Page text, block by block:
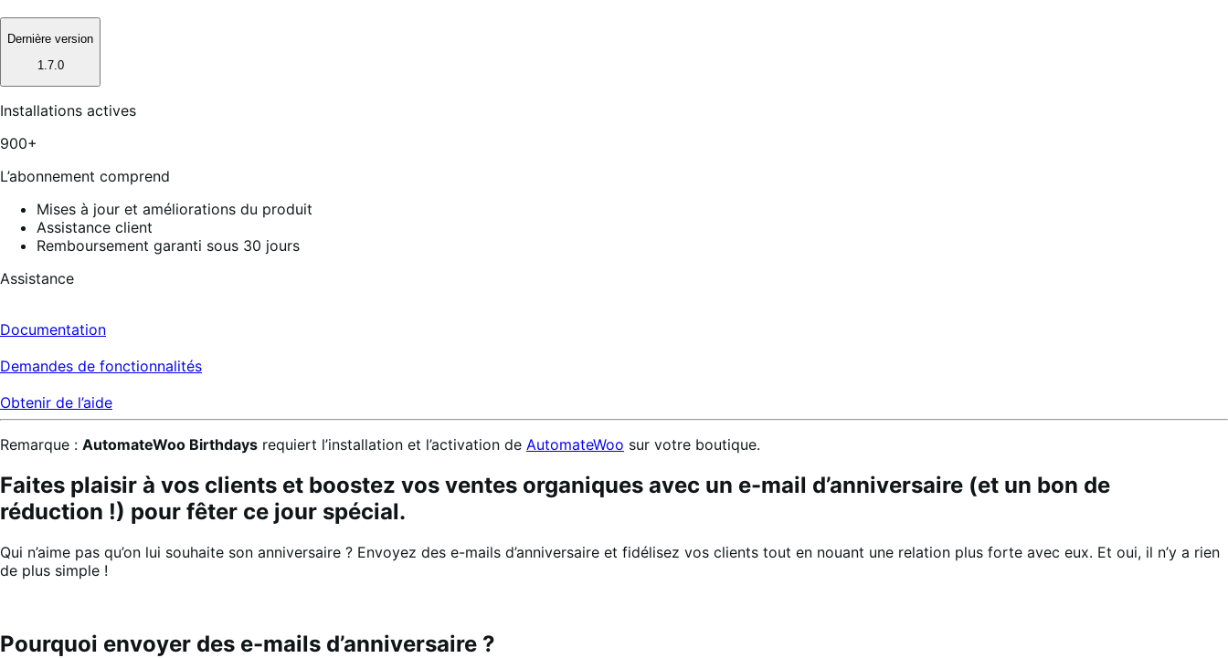
Dernière version
1.7.0
Installations actives
900+
L’abonnement comprend
Mises à jour et améliorations du produit
Assistance client
Remboursement garanti sous 30 jours
Assistance
Documentation
Demandes de fonctionnalités
Obtenir de l’aide
Remarque : AutomateWoo Birthdays requiert l’installation et l’activation de AutomateWoo sur votre boutique.
Faites plaisir à vos clients et boostez vos ventes organiques avec un e-mail d’anniversaire (et un bon de
réduction !) pour fêter ce jour spécial.
Qui n’aime pas qu’on lui souhaite son anniversaire ? Envoyez des e-mails d’anniversaire et fidélisez vos clients tout en nouant une relation plus forte avec eux. Et oui, il n’y a rien
de plus simple !
Pourquoi envoyer des e-mails d’anniversaire ?